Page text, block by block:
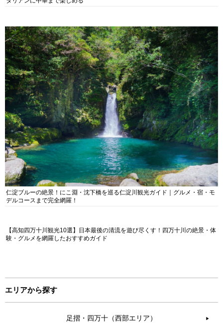
仁淀ブルーの絶景！にこ淵・沈下橋を巡る仁淀川観光ガイド｜グルメ・宿・モ
デルコースまで完全網羅！
【高知四万十川観光10選】日本最後の清流を遊び尽くす！四万十川の絶景・体
験・グルメを網羅したおすすめガイド
エリアから探す
足摺・四万十（西部エリア） ▶︎